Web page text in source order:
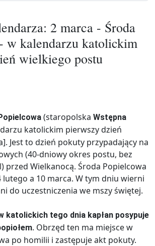
2 marca - Środa
w kalendarzu katolickim
wielkiego postu
(staropolska Wstępna
katolickim pierwszy dzień
Jest to dzień pokuty przypadający na
(40-dniowy okres postu, bez
przed Wielkanocą. Środa Popielcowa
lutego a 10 marca. W tym dniu wierni
do uczestniczenia we mszy świętej.
katolickich tego dnia kapłan posypuje
. Obrzęd ten ma miejsce w
po homilii i zastępuje akt pokuty.